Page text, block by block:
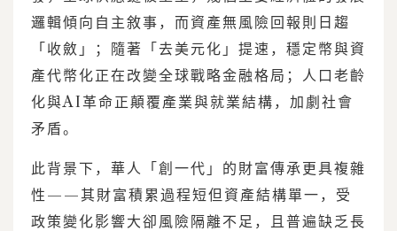
邏輯傾向自主敘事，而資產無風險回報則日趨
「收斂」；隨著「去美元化」提速，穩定幣與資
產代幣化正在改變全球戰略金融格局；人口老齡
化與AI革命正顛覆產業與就業結構，加劇社會
矛盾。
此背景下，華人「創一代」的財富傳承更具複雜
性——其財富積累過程短但資產結構單一，受
政策變化影響大卻風險隔離不足，且普遍缺乏長